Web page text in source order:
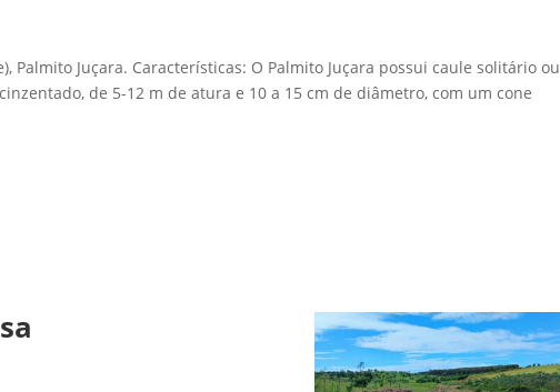
Palmito Juçara. Características: O Palmito Juçara possui caule solitário ou
de 5-12 m de atura e 10 a 15 cm de diâmetro, com um cone